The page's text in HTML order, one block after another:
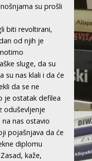
su prošli
biti revoltirani,
od njih je
sluge, da su
su nas klali i da će
da se ne
je ostatak defilea
oduševljenje
nas ostavio
pojašnjava da će
diplomu
kaže,